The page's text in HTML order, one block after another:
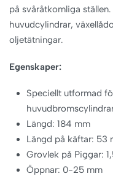
på svåråtkomliga
huvudcylindrar,
oljetätningar.
Egenskaper:
Speciellt utformad
Längd: 184 mm
Längd på käftar: 53
Grovlek på Piggar:
Öppnar: 0-25 mm